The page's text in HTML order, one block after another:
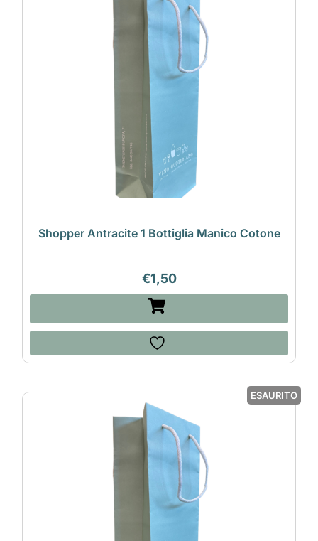
Shopper Antracite 1 Bottiglia Manico Cotone
€1,50
ESAURITO